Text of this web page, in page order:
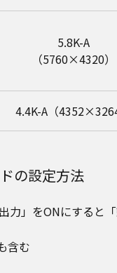
5.8K-A
（5760×4320）
4.4K-A（4352×3264
の設定方法
出力」をONにする
含む